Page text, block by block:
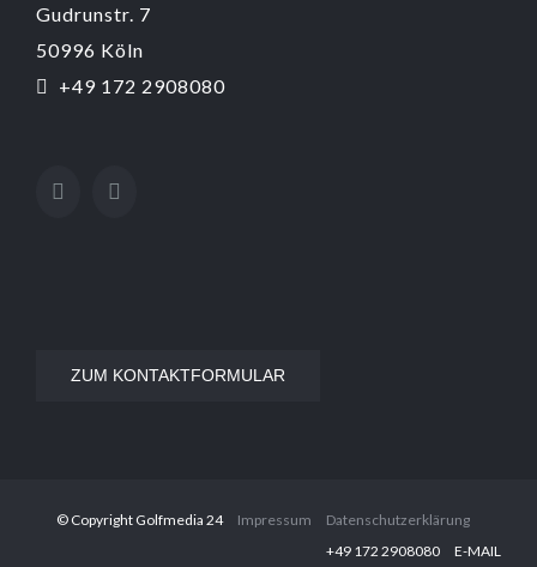
Gudrunstr. 7
50996 Köln
+49 172 2908080
ZUM KONTAKTFORMULAR
© Copyright Golfmedia 24 Impressum
Datenschutzerklärung
‭+49 172 2908080‬
E-MAIL